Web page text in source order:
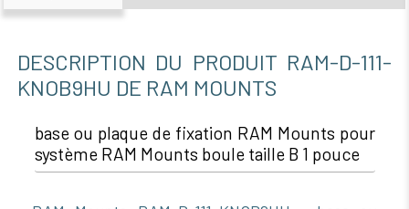
DESCRIPTION DU PRODUIT RAM-D-111-
KNOB9HU DE RAM MOUNTS
base ou plaque de fixation RAM Mounts pour
système RAM Mounts boule taille B 1 pouce